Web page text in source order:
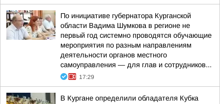
По инициативе губернатора Курганской
области Вадима Шумкова в регионе не
первый год системно проводятся обучающие
мероприятия по разным направлениям
деятельности органов местного
самоуправления — для глав и сотрудников...
17:29
В Кургане определили обладателя Кубка